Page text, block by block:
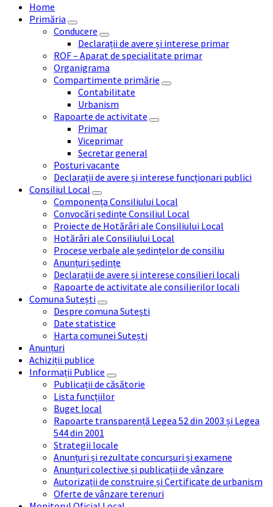
Home
Primăria
Conducere
Declarații de avere și interese primar
ROF – Aparat de specialitate primar
Organigrama
Compartimente primărie
Contabilitate
Urbanism
Rapoarte de activitate
Primar
Viceprimar
Secretar general
Posturi vacante
Declarații de avere și interese funcționari publici
Consiliul Local
Componența Consiliului Local
Convocări ședințe Consiliul Local
Proiecte de Hotărâri ale Consiliului Local
Hotărâri ale Consiliului Local
Procese verbale ale ședințelor de consiliu
Anunțuri ședințe
Declarații de avere și interese consilieri locali
Rapoarte de activitate ale consilierilor locali
Comuna Sutești
Despre comuna Sutești
Date statistice
Harta comunei Sutești
Anunțuri
Achiziții publice
Informații Publice
Publicații de căsătorie
Lista funcțiilor
Buget local
Rapoarte transparență Legea 52 din 2003 și Legea
544 din 2001
Strategii locale
Anunțuri și rezultate concursuri și examene
Anunțuri colective și publicații de vânzare
Autorizații de construire și Certificate de urbanism
Oferte de vânzare terenuri